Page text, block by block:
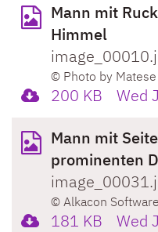
Mann mit
Himmel
© Photo by
200 KB
Wed
Mann mit
prominenten
© Alkacon
181 KB
Wed